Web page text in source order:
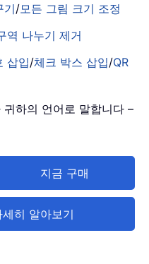
기/모든 그림 크기 조정
역 나누기 제거
삽입/체크 박스 삽입/QR
하의 언어로 말합니다 –
지금 구매
히 알아보기